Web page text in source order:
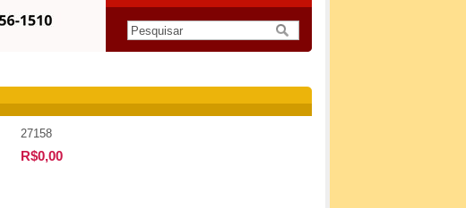
27158
R$0,00